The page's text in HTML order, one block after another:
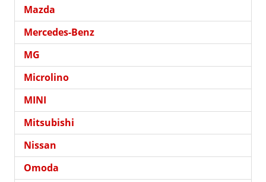
Mazda
Mercedes-Benz
MG
Microlino
MINI
Mitsubishi
Nissan
Omoda